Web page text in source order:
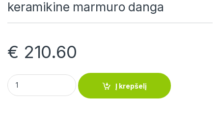
keramikine marmuro danga
€ 210.60
KLAUSBERG puodų rinkinys su keramikine marmuro danga
Į krepšelį